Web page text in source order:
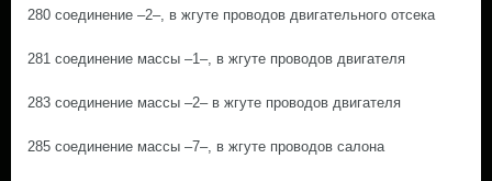
280 соединение –2–, в жгуте проводов двигательного отсека
281 соединение массы –1–, в жгуте проводов двигателя
283 соединение массы –2– в жгуте проводов двигателя
285 соединение массы –7–, в жгуте проводов салона